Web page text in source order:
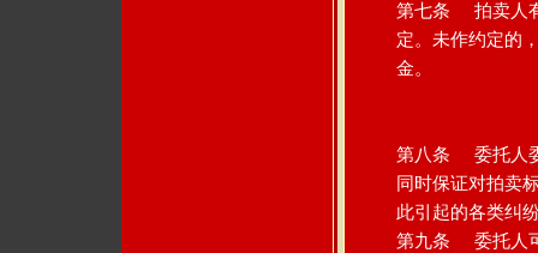
第七条 拍卖人有
定。未作约定的
金。
第八条 委托人委
同时保证对拍卖
此引起的各类纠
第九条 委托人可